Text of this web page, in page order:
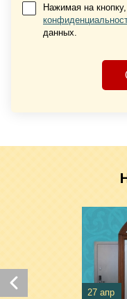
Хочу такую
Нажимая на
данных.
27 апр